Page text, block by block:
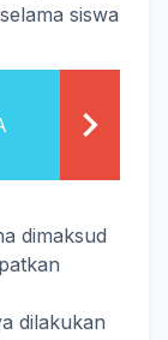
siswa
dimaksud
dilakukan